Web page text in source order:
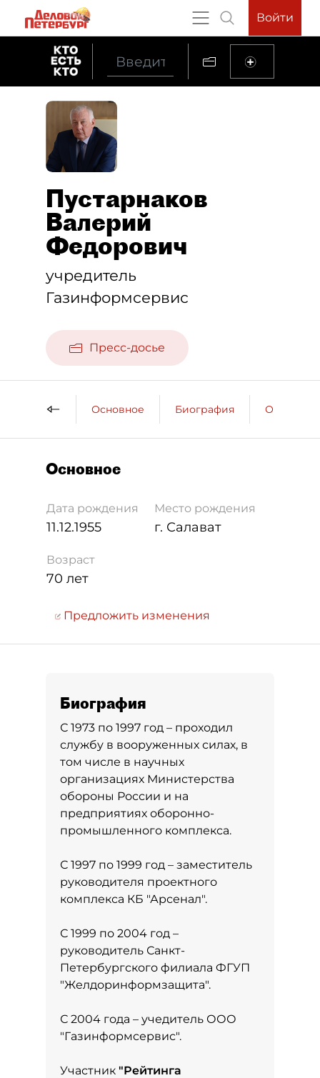
Войти
Пустарнаков
Валерий
Федорович
учредитель
Газинформсервис
Пресс-досье
Основное Биография
Основное
Дата рождения
11.12.1955
Место рождения
г. Салават
Возраст
70 лет
Предложить изменения
Биография
С 1973 по 1997 год – проходил
службу в вооруженных силах, в
том числе в научных
организациях Министерства
обороны России и на
предприятиях оборонно-
промышленного комплекса.
С 1997 по 1999 год – заместитель
руководителя проектного
комплекса КБ "Арсенал".
С 1999 по 2004 год –
руководитель Санкт-
Петербургского филиала ФГУП
"Желдоринформзащита".
С 2004 года – учедитель ООО
"Газинформсервис".
Участник "Рейтинга